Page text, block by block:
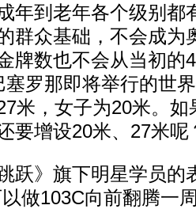
年到老年各个级别都
群众基础，不会成为
牌数也不会从当初的
罗那即将举行的世
米，女子为20米。
要增设20米、27米呢
》旗下明星学员的
做103C向前翻腾一